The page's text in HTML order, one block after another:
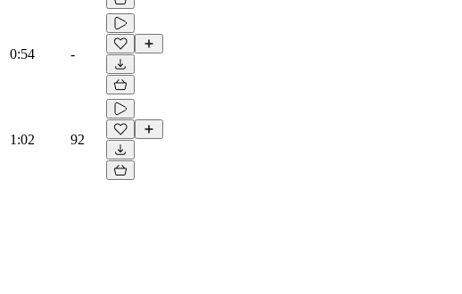
0:54 -
1:02 92